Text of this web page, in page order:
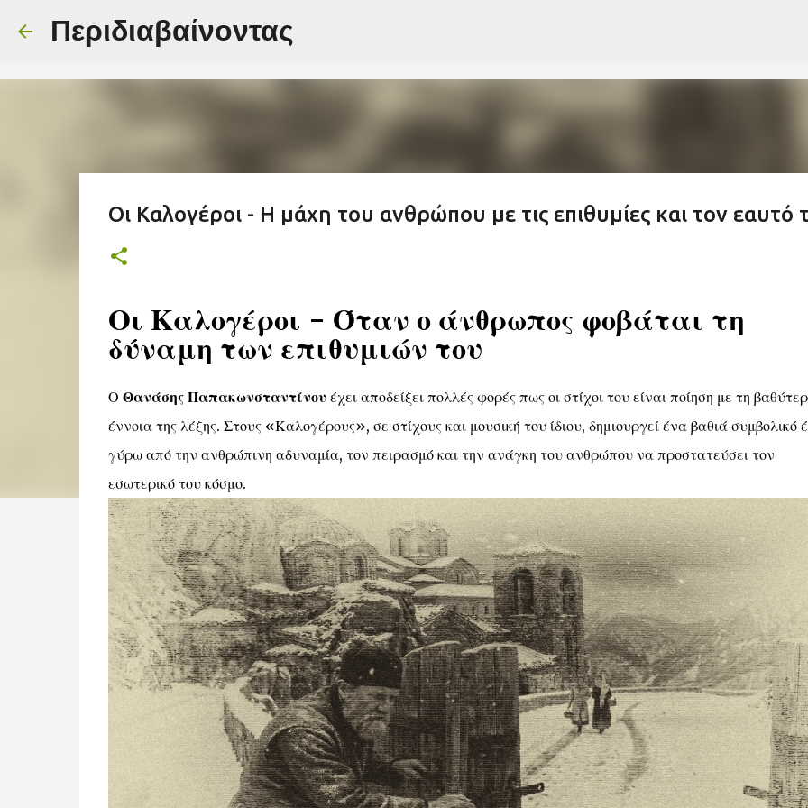
Περιδιαβαίνοντας
Οι Καλογέροι - Η μάχη του ανθρώπου με τις επιθυμίες και τον εαυτό
Οι Καλογέροι - Όταν ο άνθρωπος φοβάται τη
δύναμη των επιθυμιών του
Ο Θανάσης Παπακωνσταντίνουέχει αποδείξει πολλές φορές πως οι στίχοι του είναι ποίηση με τη
έννοια της λέξης. Στους «Καλογέρους», σε στίχους και μουσική του ίδιου, δημιουργεί ένα βαθιά συμβολικό
γύρω από την ανθρώπινη αδυναμία, τον πειρασμό και την ανάγκη του ανθρώπου να προστατεύσει τον
εσωτερικό του κόσμο.